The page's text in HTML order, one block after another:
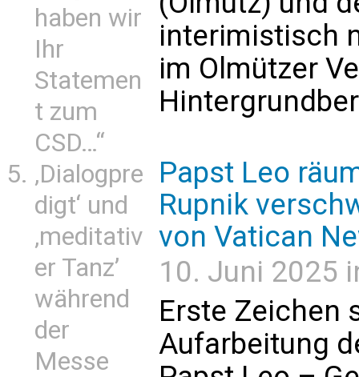
haben wir
Ihr
Statemen
t zum
CSD…“
‚Dialogpre
digt‘ und
‚meditativ
er Tanz’
während
der
Messe
interimistisch
im Olmützer
Papst Leo
Rupnik
von Vatican
10. Juni 2025
Erste Zeichen
Aufarbeitung